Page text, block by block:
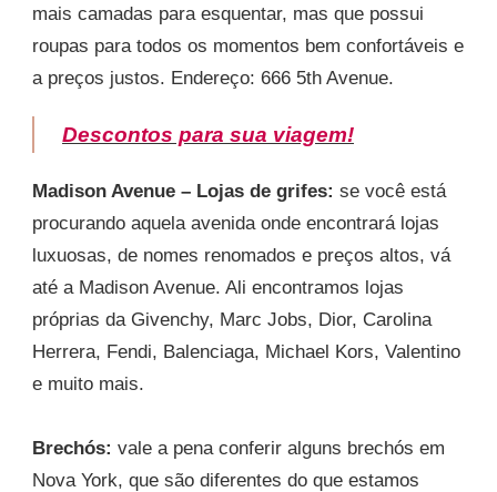
mais camadas para esquentar, mas que possui
roupas para todos os momentos bem confortáveis e
a preços justos. Endereço: 666 5th Avenue.
Descontos para sua viagem!
Madison Avenue – Lojas de grifes: se você está
procurando aquela avenida onde encontrará lojas
luxuosas, de nomes renomados e preços altos, vá
até a Madison Avenue. Ali encontramos lojas
próprias da Givenchy, Marc Jobs, Dior, Carolina
Herrera, Fendi, Balenciaga, Michael Kors, Valentino
e muito mais.
Brechós: vale a pena conferir alguns brechós em
Nova York, que são diferentes do que estamos